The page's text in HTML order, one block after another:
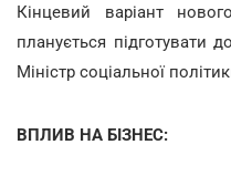
Кінцевий варіант
планується підготувати
Міністр соціальної
ВПЛИВ НА БІЗНЕС: